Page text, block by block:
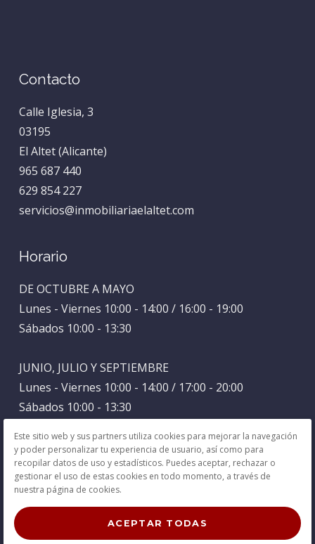
Contacto
Calle Iglesia, 3
03195
El Altet (Alicante)
965 687 440
629 854 227
servicios@inmobiliariaelaltet.com
Horario
DE OCTUBRE A MAYO
Lunes - Viernes 10:00 - 14:00 / 16:00 - 19:00
Sábados 10:00 - 13:30
JUNIO, JULIO Y SEPTIEMBRE
Lunes - Viernes 10:00 - 14:00 / 17:00 - 20:00
Sábados 10:00 - 13:30
AGOSTO
Lunes - Viernes 9:00 - 15:00
Sábados Cerrado
Este sitio web y sus partners utiliza cookies para mejorar la navegación
y poder personalizar tu experiencia de usuario, así como para
recopilar datos de uso y estadísticos. Puedes aceptar, rechazar o
gestionar el uso de estas cookies en todo momento, a través de
nuestra página de cookies.
ACEPTAR TODAS